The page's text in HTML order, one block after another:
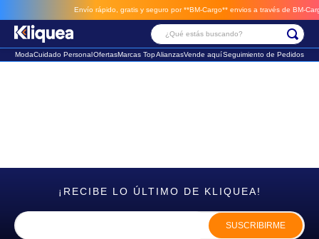
Envío rápido, gratis y seguro por **BM-Cargo** envios a través de BM-Cargo
¿Qué estás buscando?
ModaCuidado PersonalOfertasMarcas TopAlianzasVende aquíSeguimiento de Pedidos
¡RECIBE LO ÚLTIMO DE KLIQUEA!
SUSCRIBIRME